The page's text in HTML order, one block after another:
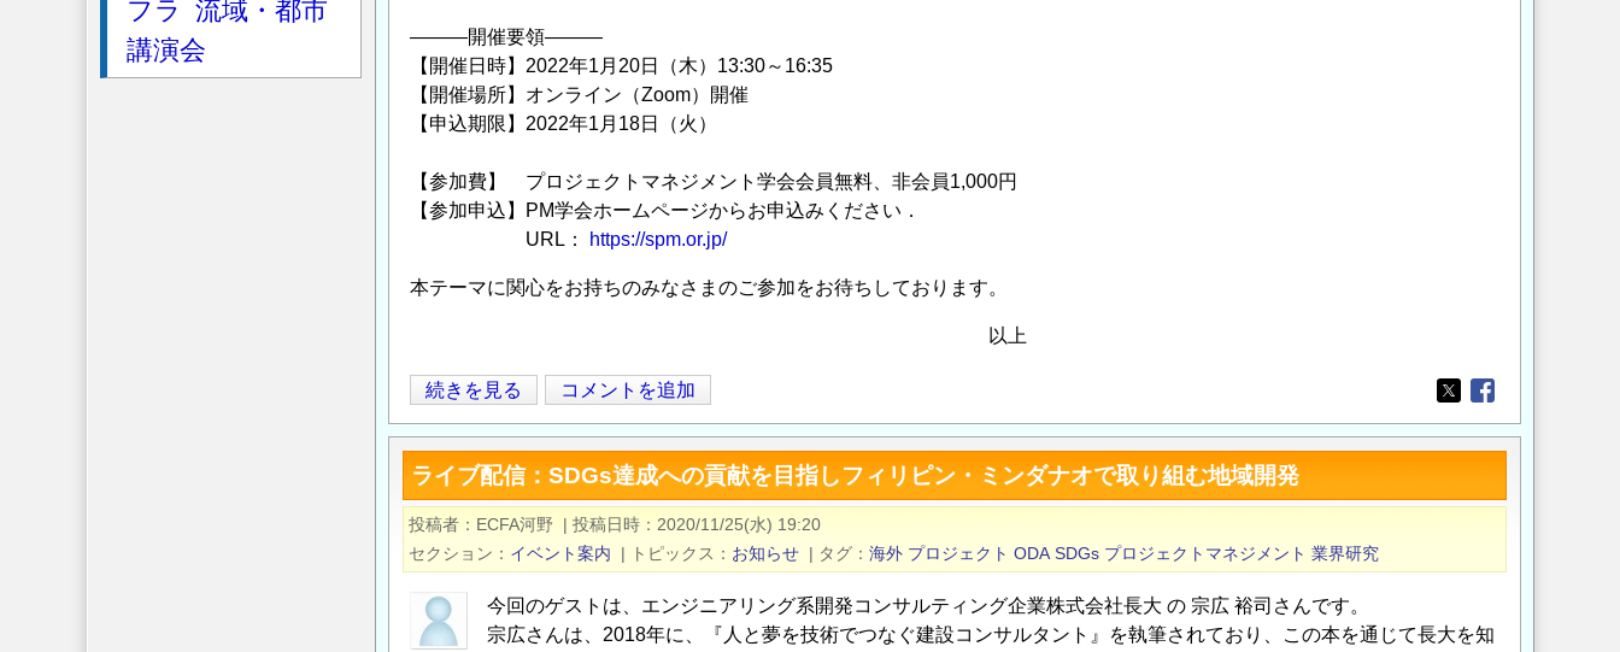
―――開催要領―――
【開催日時】2022年1月20日（木）13:30～16:35
【開催場所】オンライン（Zoom）開催
【申込期限】2022年1月18日（火）
【参加費】 プロジェクトマネジメント学会会員無料、非会員1,000円
【参加申込】PM学会ホームページからお申込みください．
URL：
https://spm.or.jp/
本テーマに関心をお持ちのみなさまのご参加をお待ちしております。
以上
プ
ロ
ジ
ェ
ク
マ
ネ
ジ
続きを見る コメントを追加
Opens in a new
Opens in a new
ライブ配信：SDGs達成への貢献を目指しフィリピン・ミンダナオで取り組む地域開発
投稿者 ECFA河野 | 投稿日時
2020/11/25(水) 19:20
セクション
イベント案内 | トピックス お知らせ | タグ 海外 プロジェクト ODA SDGs プロジェクトマネジメント 業界研究
今回のゲストは、エンジニアリング系開発コンサルティング企業株式会社長大 の 宗広 裕司さんです。
宗広さんは、2018年に、『人と夢を技術でつなぐ建設コンサルタント』を執筆されており、この本を通じて長大を知
フラ
流域・都市
講演会